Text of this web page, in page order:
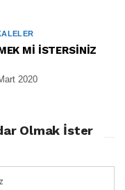
Mİ İSTERSİNİZ
2020
Olmak İster